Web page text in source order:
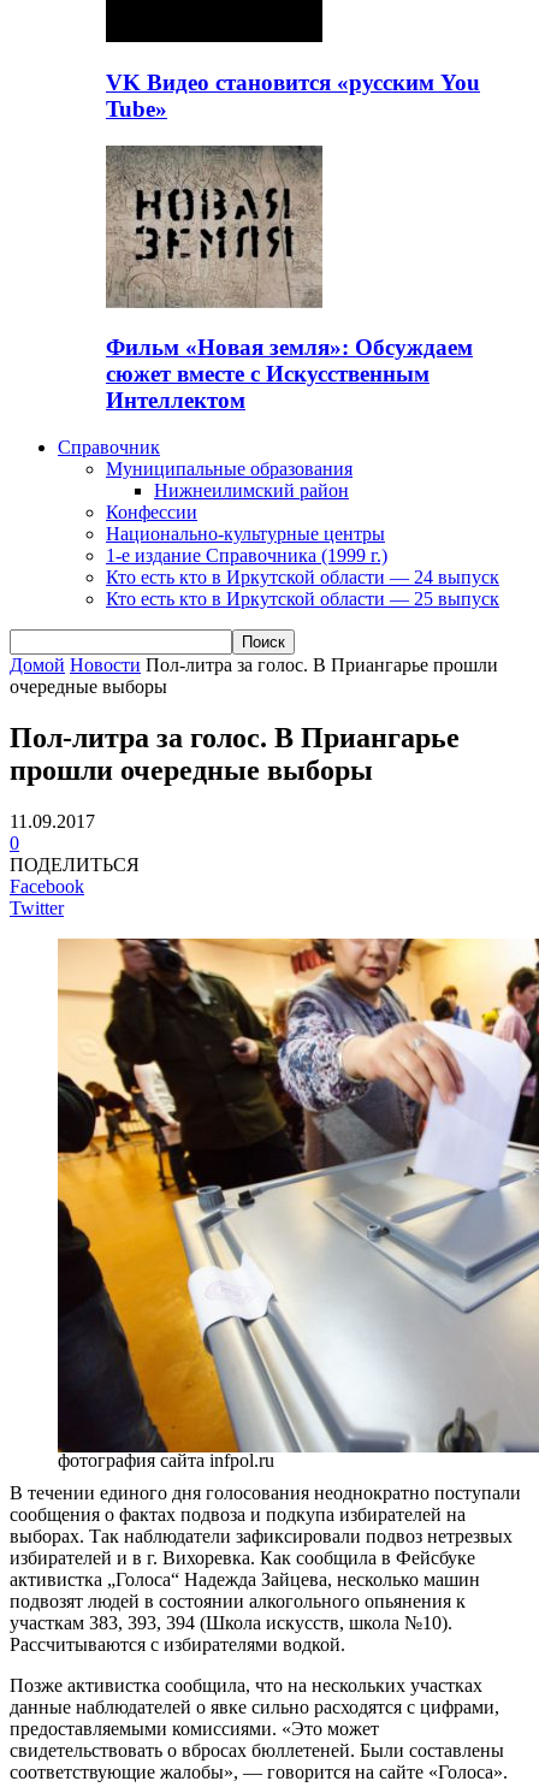
VK Видео становится «русским You
Tube»
Фильм «Новая земля»: Обсуждаем
сюжет вместе с Искусственным
Интеллектом
Справочник
Муниципальные образования
Нижнеилимский район
Конфессии
Национально-культурные центры
1-е издание Справочника (1999 г.)
Кто есть кто в Иркутской области — 24 выпуск
Кто есть кто в Иркутской области — 25 выпуск
Домой Новости Пол-литра за голос. В Приангарье прошли
очередные выборы
Пол-литра за голос. В Приангарье
прошли очередные выборы
11.09.2017
0
ПОДЕЛИТЬСЯ
Facebook
Twitter
фотография сайта infpol.ru
В течении единого дня голосования неоднократно поступали
сообщения о фактах подвоза и подкупа избирателей на
выборах. Так наблюдатели зафиксировали подвоз нетрезвых
избирателей и в г. Вихоревка. Как сообщила в Фейсбуке
активистка „Голоса“ Надежда Зайцева, несколько машин
подвозят людей в состоянии алкогольного опьянения к
участкам 383, 393, 394 (Школа искусств, школа №10).
Рассчитываются с избирателями водкой.
Позже активистка сообщила, что на нескольких участках
данные наблюдателей о явке сильно расходятся с цифрами,
предоставляемыми комиссиями. «Это может
свидетельствовать о вбросах бюллетеней. Были составлены
соответствующие жалобы», — говорится на сайте «Голоса».